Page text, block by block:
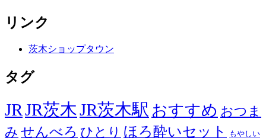
リンク
茨木ショップタウン
タグ
JRJR茨木JR茨木駅 おすすめ おつま
み せんべろ ひとり ほろ酔いセット もやしい